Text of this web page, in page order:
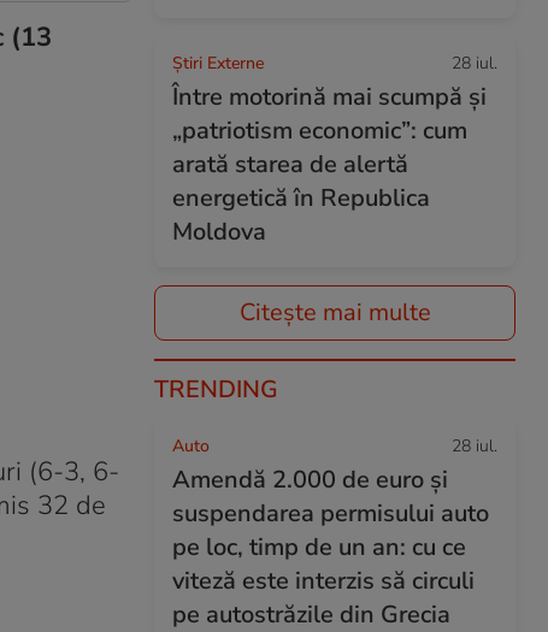
(13
(6-3, 6-
32 de
Știri Externe 28 iul.
Între motorină mai scumpă și
„patriotism economic”: cum
arată starea de alertă
energetică în Republica
Moldova
Citește mai multe
TRENDING
Auto 28 iul.
Amendă 2.000 de euro și
suspendarea permisului auto
pe loc, timp de un an: cu ce
viteză este interzis să circuli
pe autostrăzile din Grecia